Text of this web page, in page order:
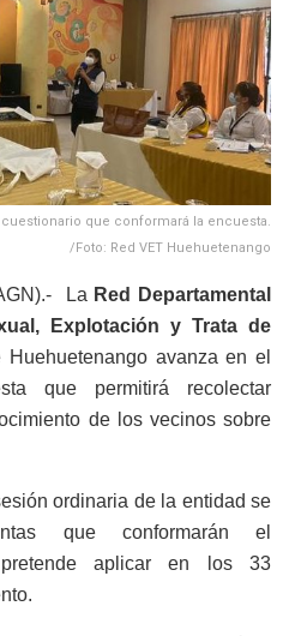
que conformará la encuesta.
/Foto: Red VET Huehuetenango
La Red Departamental
Explotación y Trata de
Huehuetenango avanza en el
que permitirá recolectar
de los vecinos sobre
ordinaria de la entidad se
que conformarán el
aplicar en los 33